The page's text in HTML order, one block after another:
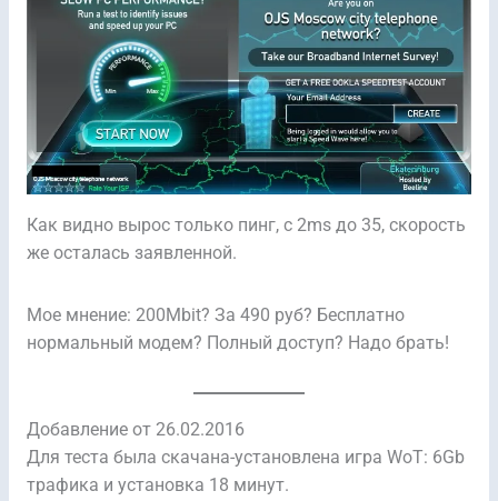
Как видно вырос только пинг, с 2ms до 35, скорость
же осталась заявленной.
Мое мнение: 200Mbit? За 490 руб? Бесплатно
нормальный модем? Полный доступ? Надо брать!
Добавление от 26.02.2016
Для теста была скачана-установлена игра WoT: 6Gb
трафика и установка 18 минут.